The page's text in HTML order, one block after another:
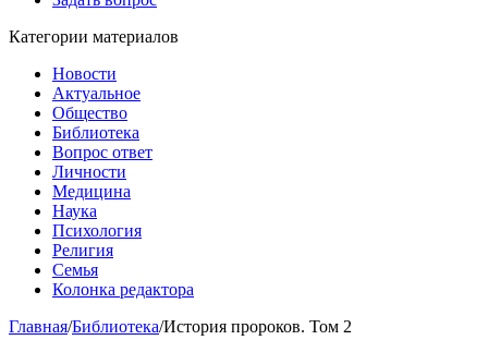
Категории материалов
Новости
Актуальное
Общество
Библиотека
Вопрос ответ
Личности
Медицина
Наука
Психология
Религия
Семья
Колонка редактора
Главная/Библиотека/История пророков. Том 2